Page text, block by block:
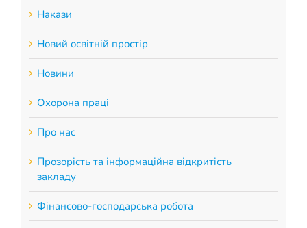
Накази
Новий освітній простір
Новини
Охорона праці
Про нас
Прозорість та інформаційна відкритість
закладу
Фінансово-господарська робота